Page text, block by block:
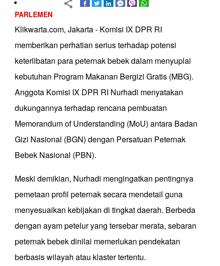
PARLEMEN
Klikwarta.com, Jakarta - Komisi IX DPR RI
memberikan perhatian serius terhadap potensi
keterlibatan para peternak bebek dalam menyuplai
kebutuhan Program Makanan Bergizi Gratis (MBG).
Anggota Komisi IX DPR RI Nurhadi menyatakan
dukungannya terhadap rencana pembuatan
Memorandum of Understanding (MoU) antara Badan
Gizi Nasional (BGN) dengan Persatuan Peternak
Bebek Nasional (PBN).
Meski demikian, Nurhadi mengingatkan pentingnya
pemetaan profil peternak secara mendetail guna
menyesuaikan kebijakan di tingkat daerah. Berbeda
dengan ayam petelur yang tersebar merata, sebaran
peternak bebek dinilai memerlukan pendekatan
berbasis wilayah atau klaster tertentu.